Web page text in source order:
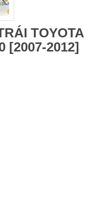
TOYOTA
[2007-2012]